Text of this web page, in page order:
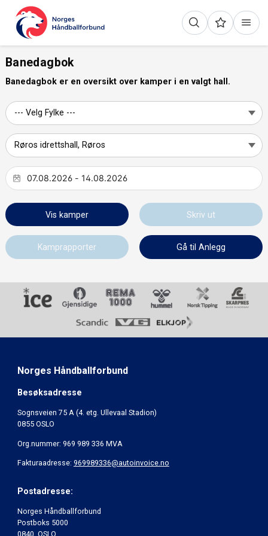
Banedagbok
Banedagbok er en oversikt over kamper i en valgt hall.
Vis kamper Skriv ut
Kamprapporter Gå til Anlegg
Norges Håndballforbund
Besøksadresse
Sognsveien 75 A (4. etg. Ullevaal Stadion)
0855 OSLO
Org.nummer: 969 989 336 MVA
Fakturaadresse: 969989336@autoinvoice.no
Postadresse:
Norges Håndballforbund
Postboks 5000
0840 OSLO